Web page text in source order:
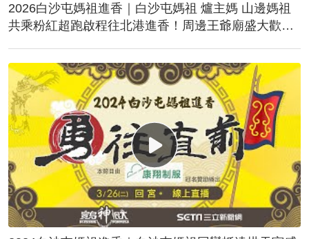
2026白沙屯媽祖進香｜白沙屯媽祖 爐主媽 山邊媽祖
共乘粉紅超跑啟程往北港進香！周邊王爺廟盛大歡